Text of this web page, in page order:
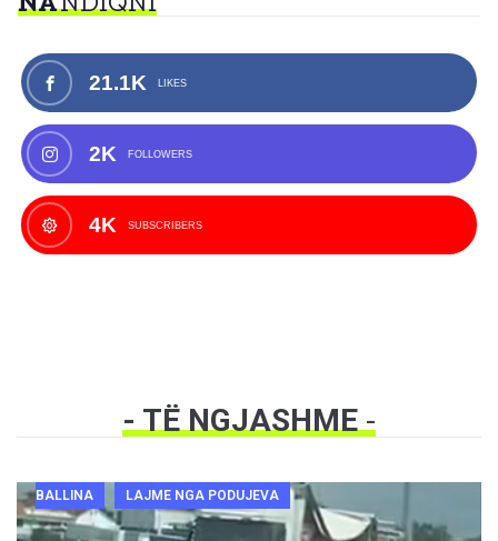
21.1K LIKES
2K FOLLOWERS
4K SUBSCRIBERS
- TË NGJASHME-
BALLINA LAJME NGA PODUJEVA